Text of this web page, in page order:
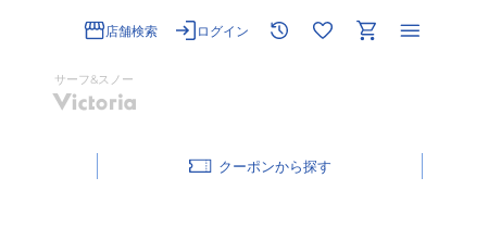
店舗検索 ログイン
サーフ&スノー
クーポン